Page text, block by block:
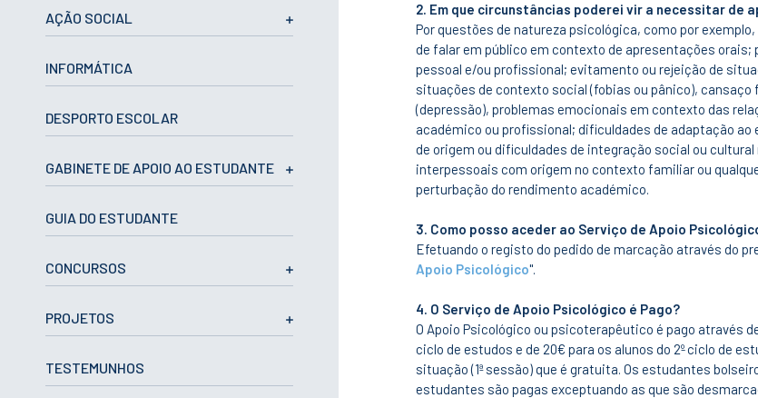
Campus
Notícias
de Habilitações
Estrangeiras
CURSOS
Licenciaturas
Cursos TeSP
Duração
CANDIDATURAS
Mestrados
Licenciaturas
Cursos TeSP
AÇÃO SOCIAL
INFORMÁTICA
DESPORTO ESCOLAR
GABINETE DE APOIO AO ESTUDANTE
GUIA DO ESTUDANTE
CONCURSOS
PROJETOS
TESTEMUNHOS
2. Em que circunstâncias poderei vir a necessitar de
Por questões de natureza psicológica, como por
de falar em público em contexto de apresentações
pessoal e/ou profissional; evitamento ou rejeição de
situações de contexto social (fobias ou pânico),
(depressão), problemas emocionais em contexto das
académico ou profissional; dificuldades de adaptação
de origem ou dificuldades de integração social ou
interpessoais com origem no contexto familiar ou
perturbação do rendimento académico.
3. Como posso aceder ao Serviço de Apoio
Efetuando o registo do pedido de marcação através do
Apoio Psicológico".
4. O Serviço de Apoio Psicológico é Pago?
O Apoio Psicológico ou psicoterapêutico é pago através
ciclo de estudos e de 20€ para os alunos do 2º ciclo de
situação (1ª sessão) que é gratuita. Os estudantes
estudantes são pagas exceptuando as que são